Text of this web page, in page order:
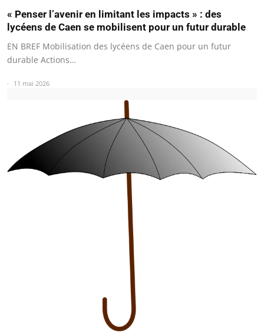
« Penser l’avenir en limitant les impacts » : des
lycéens de Caen se mobilisent pour un futur durable
EN BREF Mobilisation des lycéens de Caen pour un futur
durable Actions…
11 mai 2026